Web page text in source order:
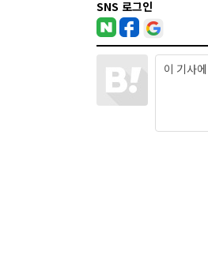
SNS 로그인